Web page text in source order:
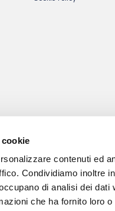
contenuti ed
Condividiamo inoltre
di analisi dei
che ha fornito loro